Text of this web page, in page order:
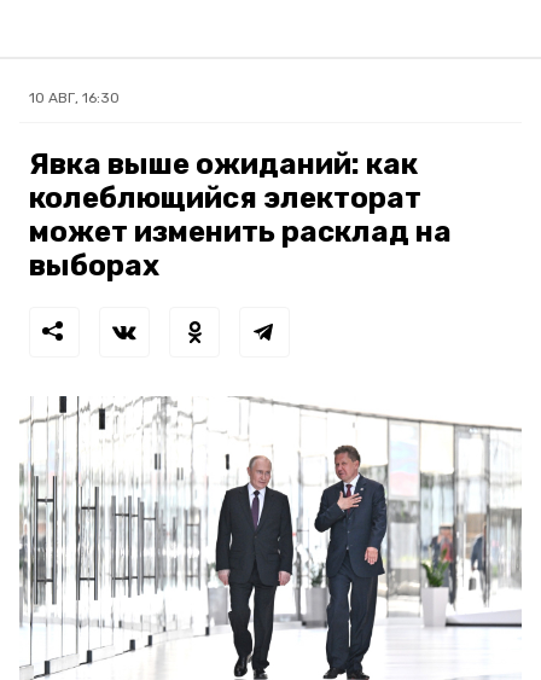
10 АВГ, 16:30
Явка выше ожиданий: как
колеблющийся электорат
может изменить расклад на
выборах